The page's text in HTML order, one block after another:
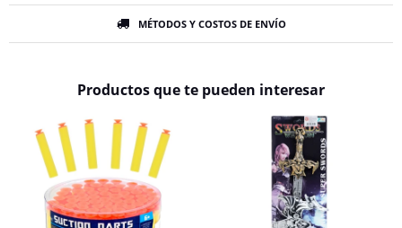
MÉTODOS Y COSTOS DE ENVÍO
Productos que te pueden interesar